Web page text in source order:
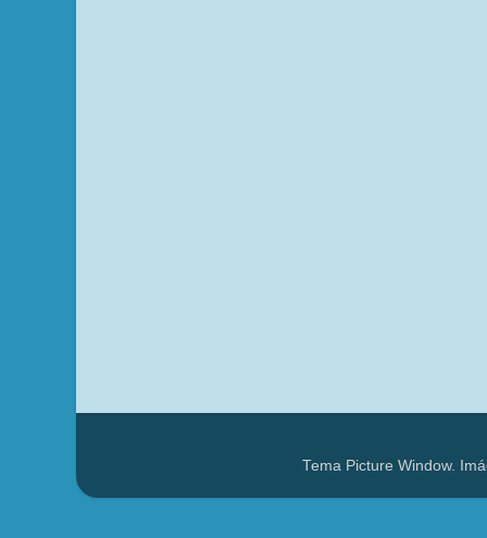
Tema Picture Window.